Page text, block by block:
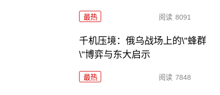
最热 阅读 8091
千机压境：俄乌战场上的\"蜂群
\"博弈与东大启示
最热 阅读 7848